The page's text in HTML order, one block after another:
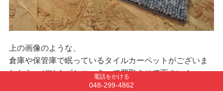
上の画像のような、
倉庫や保管庫で眠っているタイルカーペットがございま
したら、ぜひネゴシエーターで買取させて下さい！
電話をかける
048-299-4862